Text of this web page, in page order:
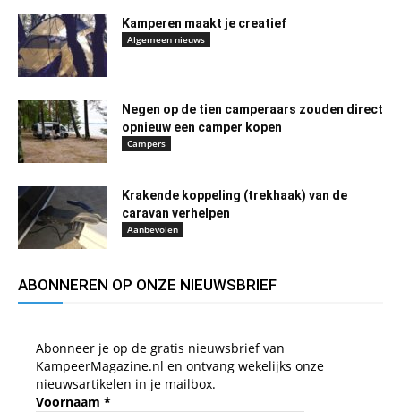
Kamperen maakt je creatief
Algemeen nieuws
Negen op de tien camperaars zouden direct
opnieuw een camper kopen
Campers
Krakende koppeling (trekhaak) van de
caravan verhelpen
Aanbevolen
ABONNEREN OP ONZE NIEUWSBRIEF
Abonneer je op de gratis nieuwsbrief van
KampeerMagazine.nl en ontvang wekelijks onze
nieuwsartikelen in je mailbox.
Voornaam *